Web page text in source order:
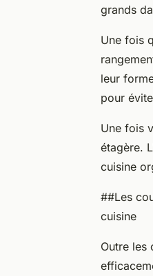
grands
Une fois
leur
pour
Une fois
étagère.
cuisine
##Les
cuisine
Outre les